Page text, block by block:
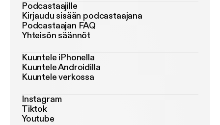
Podcastaajille
Kirjaudu sisään podcastaajana
Podcastaajan FAQ
Yhteisön säännöt
Kuuntele iPhonella
Kuuntele Androidilla
Kuuntele verkossa
Instagram
Tiktok
Youtube